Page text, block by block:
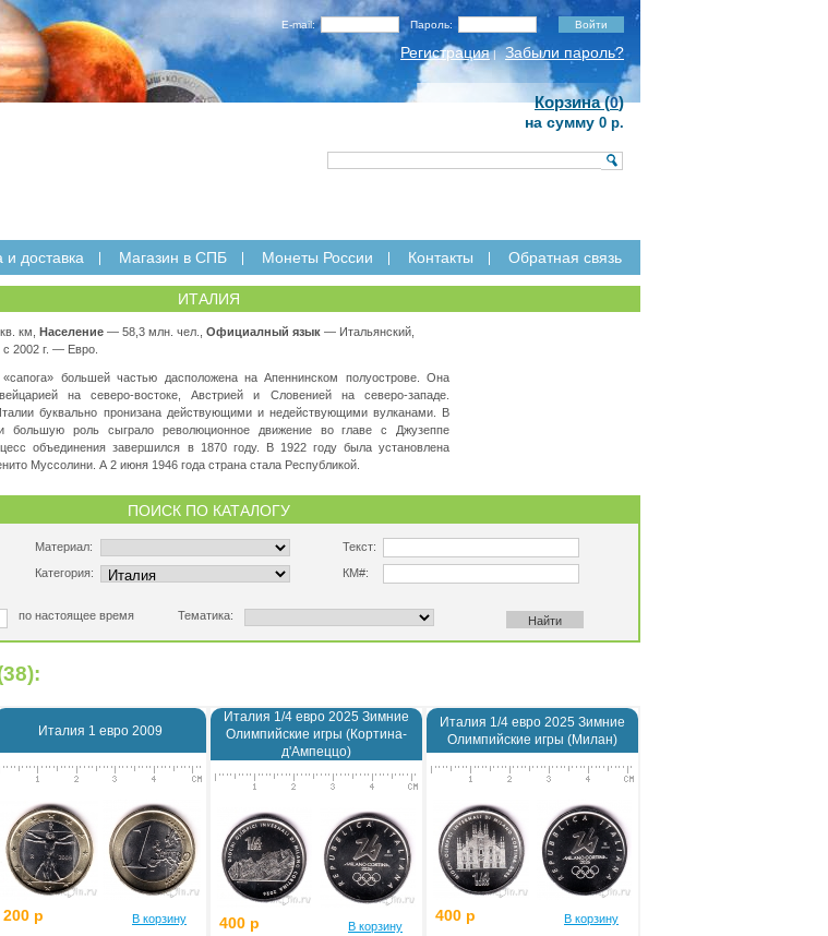
E-mail: Пароль:
Регистрация| Забыли пароль?
Корзина (0)
на сумму 0 р.
и доставка Магазин в СПБ Монеты России Контакты Обратная связь
ИТАЛИЯ
км, Население — 58,3 млн. чел., Официалный язык — Итальянский,
2002 г. — Евро.
большей частью дасположена на Апеннинском полуострове. Она
на северо-востоке, Австрией и Словенией на северо-западе.
буквально пронизана действующими и недействующими вулканами. В
большую роль сыграло революционное движение во главе с Джузеппе
объединения завершился в 1870 году. В 1922 году была установлена
Муссолини. А 2 июня 1946 года страна стала Республикой.
ПОИСК ПО КАТАЛОГУ
Материал:
Текст:
Категория: КМ#:
по настоящее время Тематика:
Италия 1 евро 2009
200 р В корзину
Италия 1/4 евро 2025 Зимние
Олимпийские игры (Кортина-
д'Ампеццо)
400 р В корзину
Италия 1/4 евро 2025 Зимние
Олимпийские игры (Милан)
400 р В корзину